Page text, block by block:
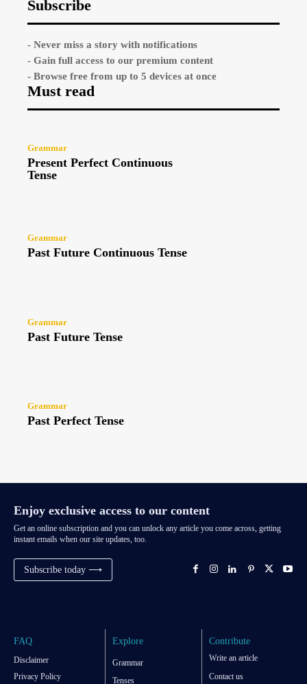
Subscribe
- Never miss a story with notifications
- Gain full access to our premium content
- Browse free from up to 5 devices at once
Must read
Grammar
Present Perfect Continuous
Tense
Grammar
Past Future Continuous Tense
Grammar
Past Future Tense
Grammar
Past Perfect Tense
Enjoy exclusive access to our content
Get an online subscription and you can unlock any article you come across, getting
instant emails when our site updates, too.
Subscribe today ⟶
FAQ
Disclaimer
Privacy Policy
Explore
Grammar
Tenses
Contribute
Write an article
Contact us